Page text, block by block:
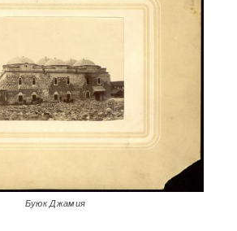
Буюк Джамия